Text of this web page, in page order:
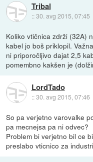
Tribal
::30. avg 2015, 07:45
Koliko vtičnica zdrži (32A)
kabel jo boš priklopil.
ni priporočljivo dajat 2,5
pomembno kakšen je
LordTado
::30. avg 2015, 07:46
So pa verjetno varovalke
pa mecnejsa pa ni odvec?
Problem bi verjetno bil ce
preslabo vticnico za